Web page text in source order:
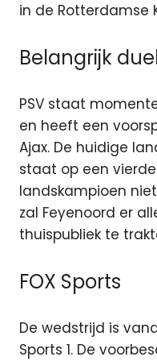
in de Rotterdamse
Belangrijk
PSV staat
en heeft een
Ajax. De huidige
staat op een
landskampioen
zal Feyenoord er
thuispubliek te
FOX Sports
De wedstrijd is
Sports 1. De